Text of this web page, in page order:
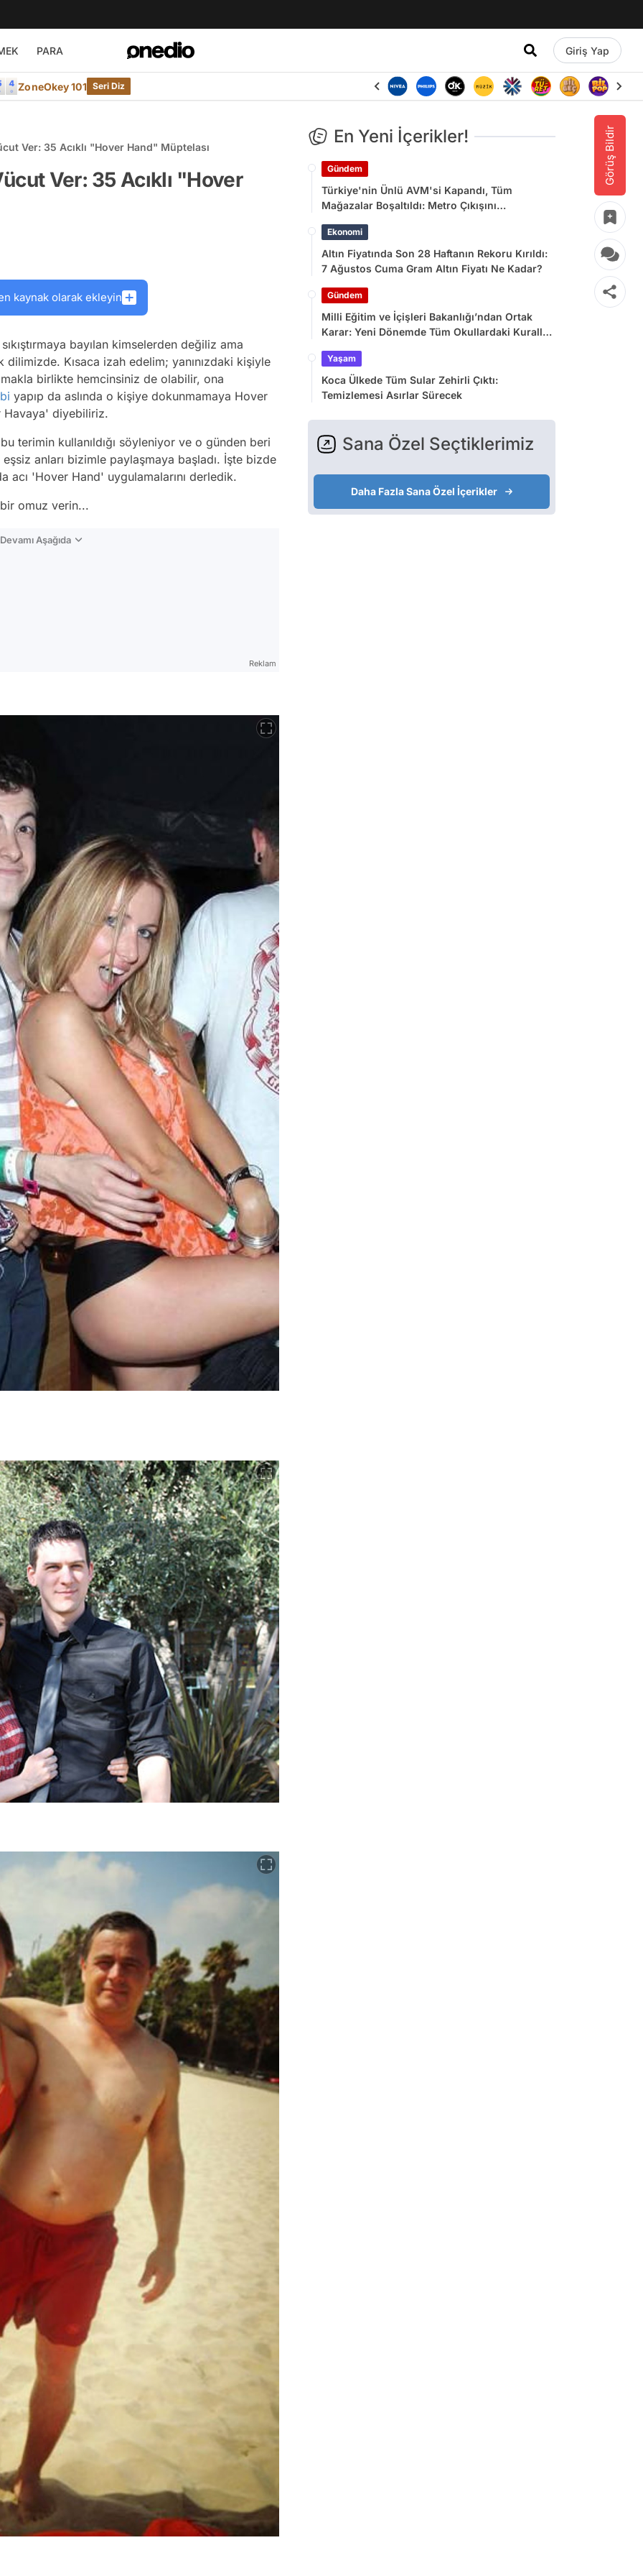
PARA Giriş Yap
ZoneOkey 101 Seri Diz
Görüş Bildir
Ver: 35 Acıklı "Hover Hand" Müptelası
Ver: 35 Acıklı "Hover
kaynak olarak ekleyin
bayılan kimselerden değiliz ama
dilimizde. Kısaca izah edelim; yanınızdaki kişiyle
birlikte hemcinsiniz de olabilir, ona
yapıp da aslında o kişiye dokunmamaya Hover
Havaya' diyebiliriz.
terimin kullanıldığı söyleniyor ve o günden beri
anları bizimle paylaşmaya başladı. İşte bizde
'Hover Hand' uygulamalarını derledik.
omuz verin...
Aşağıda
Reklam
En Yeni İçerikler!
Gündem
Türkiye'nin Ünlü AVM'si Kapandı, Tüm
Mağazalar Boşaltıldı: Metro Çıkışını
Ekonomi
Altın Fiyatında Son 28 Haftanın Rekoru Kırıldı:
7 Ağustos Cuma Gram Altın Fiyatı Ne Kadar?
Gündem
Milli Eğitim ve İçişleri Bakanlığı’ndan Ortak
Karar: Yeni Dönemde Tüm Okullardaki Kurallar
Yaşam
Koca Ülkede Tüm Sular Zehirli Çıktı:
Temizlemesi Asırlar Sürecek
Sana Özel Seçtiklerimiz
Daha Fazla Sana Özel İçerikler